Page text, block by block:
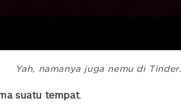
Yah, namanya juga nemu di Tinder.
suatu tempat.